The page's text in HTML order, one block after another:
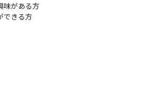
になり、開発を担当します
味がある方
できる方